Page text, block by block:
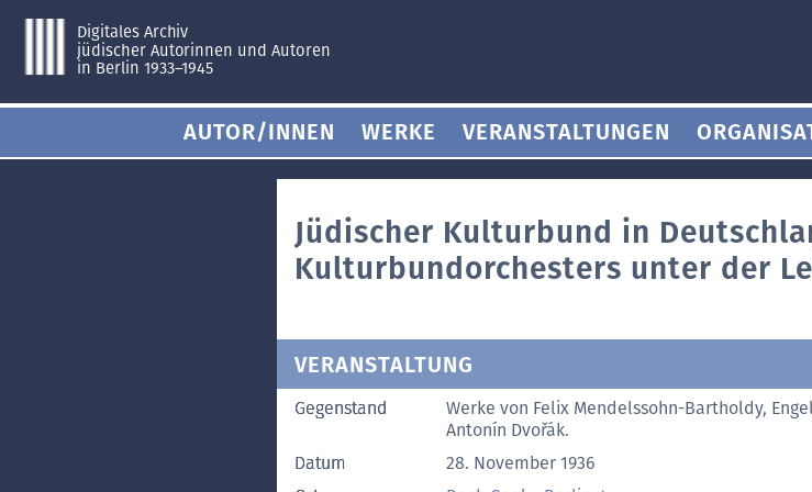
Digitales Archiv
jüdischer Autorinnen und Autoren
in Berlin 1933–1945
AUTOR/INNEN WERKE VERANSTALTUNGEN
Jüdischer Kulturbund in
Kulturbundorchesters unter der
VERANSTALTUNG
Gegenstand
Werke von Felix Mendelssohn-Bartholdy,
Antonín Dvořák.
Datum
28. November 1936